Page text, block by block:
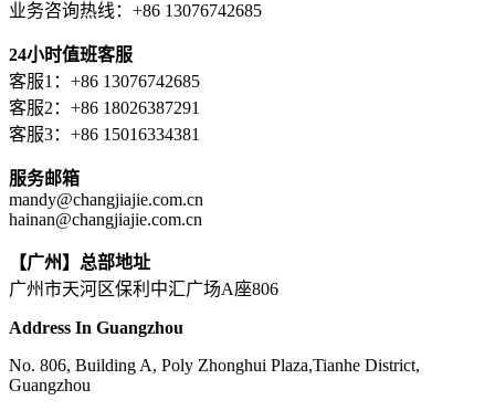
业务咨询热线：+86 13076742685
24小时值班客服
客服1：+86 13076742685
客服2：+86 18026387291
客服3：+86 15016334381
服务邮箱
mandy@changjiajie.com.cn
hainan@changjiajie.com.cn
【广州】总部地址
广州市天河区保利中汇广场A座806
Address In Guangzhou
No. 806, Building A, Poly Zhonghui Plaza,Tianhe District,
Guangzhou